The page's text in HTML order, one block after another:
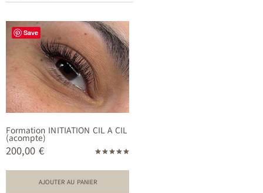
Save
Formation INITIATION CIL A CIL
(acompte)
200,00 €
AJOUTER AU PANIER